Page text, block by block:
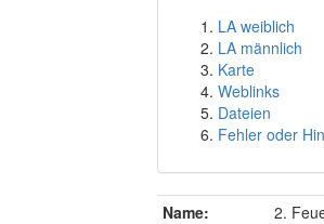
LA weiblich
LA männlich
Karte
Weblinks
Dateien
Fehler oder
Name:
2.